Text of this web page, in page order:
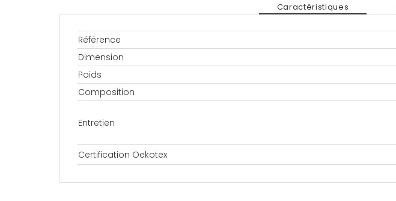
Caractéristiques
Référence
Dimension
Poids
Composition
Entretien
Certification Oekotex